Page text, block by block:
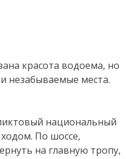
красота водоема, но
незабываемые места.
национальный
По шоссе,
на главную тропу,